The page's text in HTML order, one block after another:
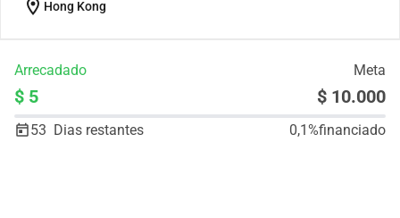
location_on Hong Kong
Arrecadado Meta
$ 5 $ 10.000
53 Dias restantes 0,1%financiado